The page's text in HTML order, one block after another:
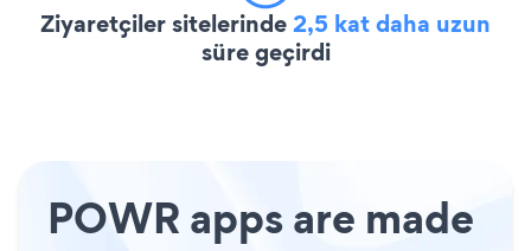
Ziyaretçiler sitelerinde2,5 kat daha uzun
süre geçirdi
POWR apps are made